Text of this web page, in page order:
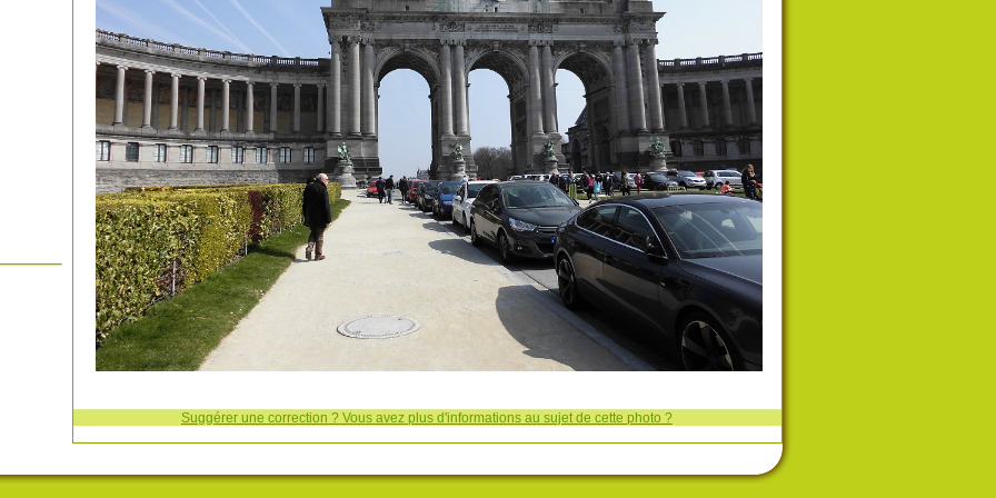
Suggérer une correction ? Vous avez plus d'informations au sujet de cette photo ?